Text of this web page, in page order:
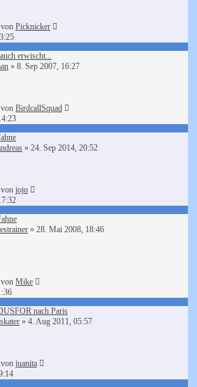
von Picknicker
erwischt...
» 8. Sep 2007, 16:27
von BirdcallSquad
» 24. Sep 2014, 20:52
von jojo
» 28. Mai 2008, 18:46
von Mike
nach Paris
» 4. Aug 2011, 05:57
von juanita